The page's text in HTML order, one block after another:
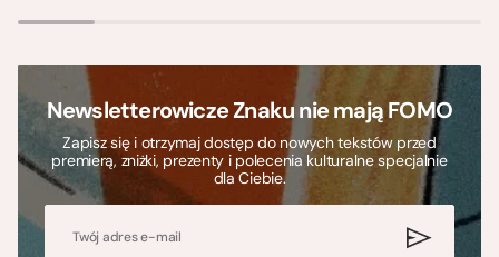
Newsletterowicze Znaku nie mają FOMO
Zapisz się i otrzymaj dostęp do nowych tekstów przed
premierą, zniżki, prezenty i polecenia kulturalne specjalnie
dla Ciebie.